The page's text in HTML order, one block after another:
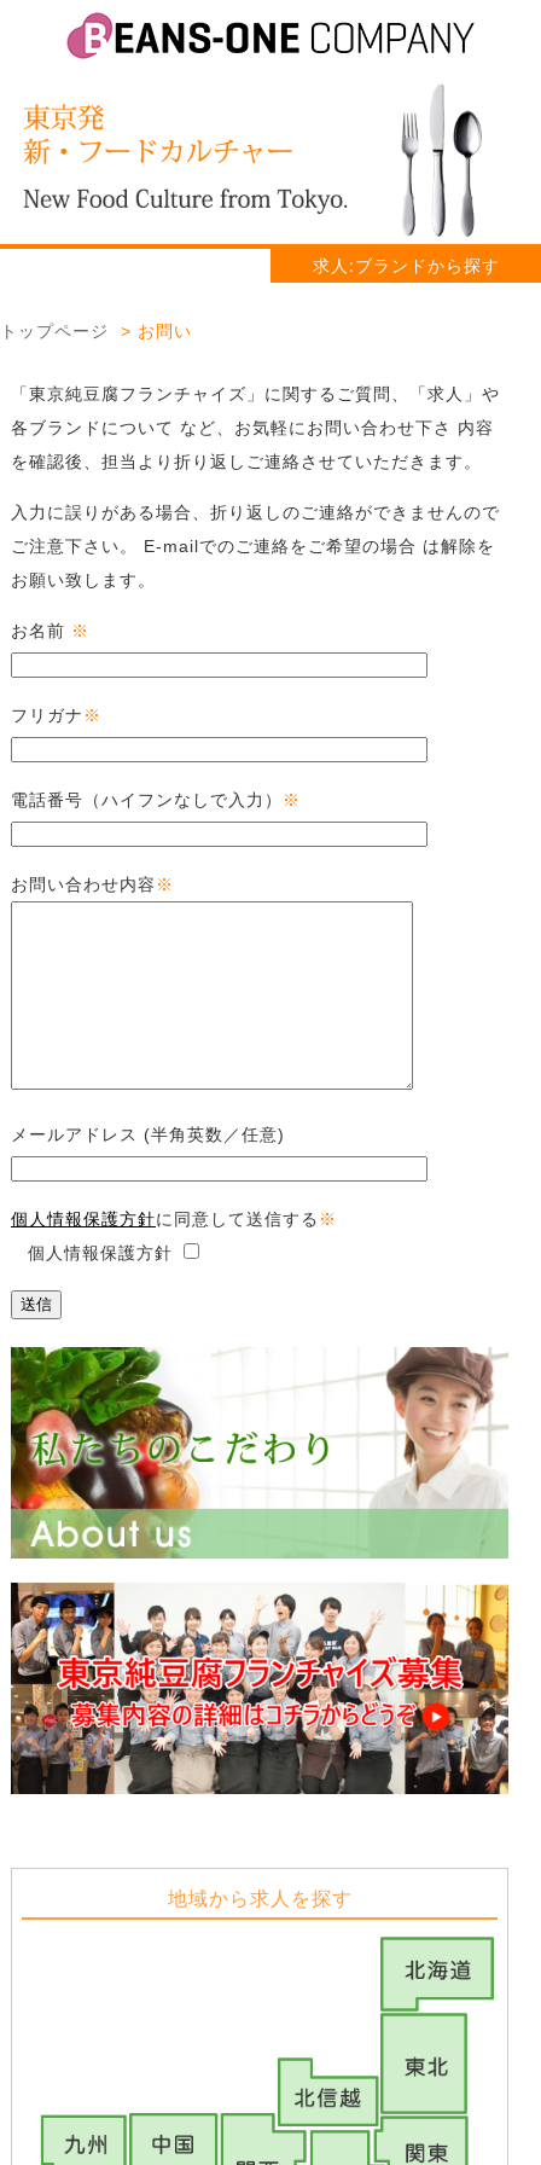
求人:ブランドから探す
トップページ お問い
「東京純豆腐フランチャイズ」に関するご質問、「求人」や
各ブランドについて など、お気軽にお問い合わせ下さ 内容
を確認後、担当より折り返しご連絡させていただきます。
入力に誤りがある場合、折り返しのご連絡ができませんので
ご注意下さい。 E-mailでのご連絡をご希望の場合 は解除を
お願い致します。
お名前 ※
フリガナ ※
電話番号（ハイフンなしで入力） ※
お問い合わせ内容 ※
メールアドレス (半角英数／任意)
個人情報保護方針に同意して送信する ※
個人情報保護方針
地域から求人を探す